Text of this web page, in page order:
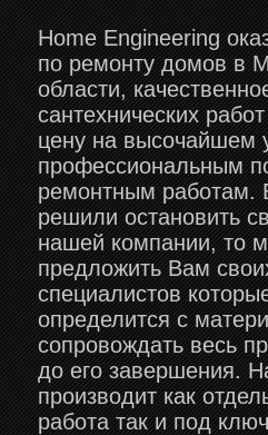
Home Engineering
по ремонту домов в
области,
сантехнических
цену на высочайшем
профессиональным
ремонтным работам.
решили остановить
нашей компании, то
предложить Вам
специалистов
определится с
сопровождать весь
до его завершения.
производит как
работа так и под